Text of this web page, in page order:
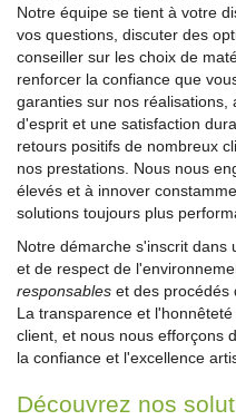
Notre équipe se tient à votre
vos questions, discuter des
conseiller sur les choix de
renforcer la confiance que
garanties sur nos réalisations,
d'esprit et une satisfaction
retours positifs de nombreux
nos prestations. Nous nous
élevés et à innover
solutions toujours plus
Notre démarche s'inscrit dans
et de respect de
responsables et des procédés
La transparence et
client, et nous nous efforçons
la confiance et l'excellence
Découvrez nos